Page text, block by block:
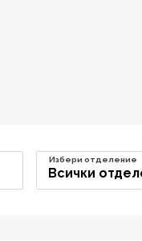
Всички
Избери отделение